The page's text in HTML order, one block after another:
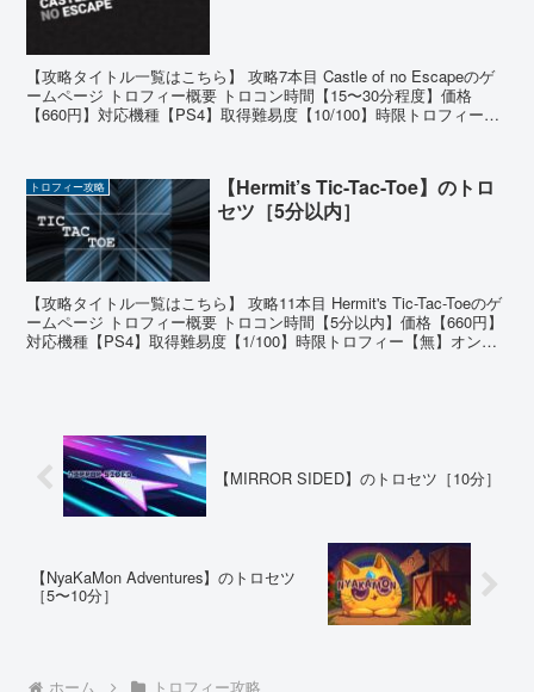
【攻略タイトル一覧はこちら】 攻略7本目 Castle of no Escapeのゲ
ームページ トロフィー概要 トロコン時間【15〜30分程度】価格
【660円】対応機種【PS4】取得難易度【10/100】時限トロフィー
トロフィー攻略
【Hermit’s Tic-Tac-Toe】のトロ
セツ［5分以内］
【攻略タイトル一覧はこちら】 攻略11本目 Hermit's Tic-Tac-Toeのゲ
ームページ トロフィー概要 トロコン時間【5分以内】価格【660円】
対応機種【PS4】取得難易度【1/100】時限トロフィー【無】オンラ
【MIRROR SIDED】のトロセツ［10分］
【NyaKaMon Adventures】のトロセツ
［5〜10分］
ホーム トロフィー攻略